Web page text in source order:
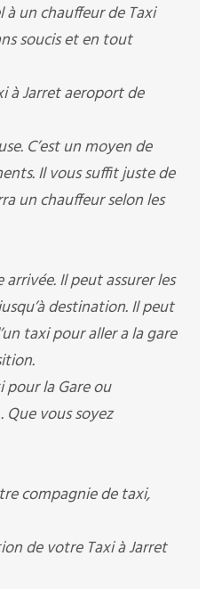
à un chauffeur de Taxi
soucis et en tout
à Jarret aeroport de
C’est un moyen de
Il vous suffit juste de
un chauffeur selon les
arrivée. Il peut assurer les
destination. Il peut
taxi pour aller a la gare
pour la Gare ou
vous soyez
compagnie de taxi,
de votre Taxi à Jarret